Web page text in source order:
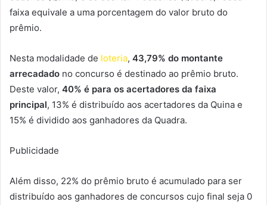
faixa equivale a uma porcentagem do valor bruto do
prêmio.
Nesta modalidade de loteria, 43,79% do montante
arrecadado no concurso é destinado ao prêmio bruto.
Deste valor, 40% é para os acertadores da faixa
principal, 13% é distribuído aos acertadores da Quina e
15% é dividido aos ganhadores da Quadra.
Publicidade
Além disso, 22% do prêmio bruto é acumulado para ser
distribuído aos ganhadores de concursos cujo final seja 0